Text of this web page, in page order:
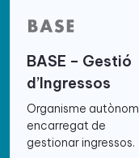
BASE – Gestió
d’Ingressos
Organisme autònom
encarregat de
gestionar ingressos.